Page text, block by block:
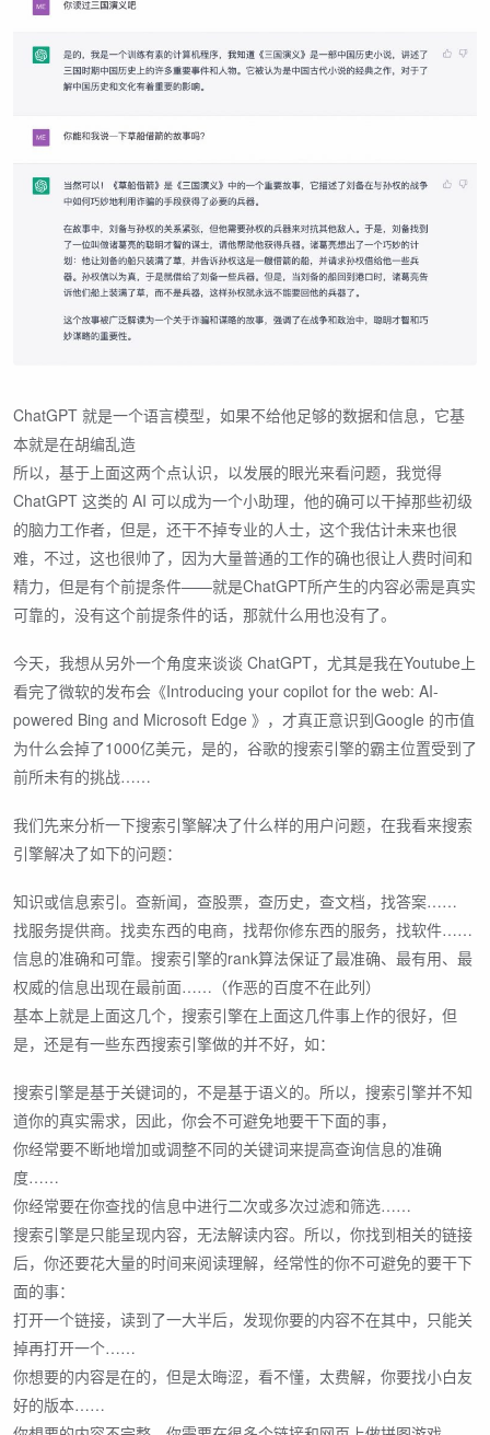
ChatGPT 就是一个语言模型，如果不给他足够的数据和信息，它基
本就是在胡编乱造
所以，基于上面这两个点认识，以发展的眼光来看问题，我觉得
ChatGPT 这类的 AI 可以成为一个小助理，他的确可以干掉那些初级
的脑力工作者，但是，还干不掉专业的人士，这个我估计未来也很
难，不过，这也很帅了，因为大量普通的工作的确也很让人费时间和
精力，但是有个前提条件——就是ChatGPT所产生的内容必需是真实
可靠的，没有这个前提条件的话，那就什么用也没有了。
今天，我想从另外一个角度来谈谈 ChatGPT，尤其是我在Youtube上
看完了微软的发布会《Introducing your copilot for the web: AI-
powered Bing and Microsoft Edge 》，才真正意识到Google 的市值
为什么会掉了1000亿美元，是的，谷歌的搜索引擎的霸主位置受到了
前所未有的挑战……
我们先来分析一下搜索引擎解决了什么样的用户问题，在我看来搜索
引擎解决了如下的问题：
知识或信息索引。查新闻，查股票，查历史，查文档，找答案……
找服务提供商。找卖东西的电商，找帮你修东西的服务，找软件……
信息的准确和可靠。搜索引擎的rank算法保证了最准确、最有用、最
权威的信息出现在最前面……（作恶的百度不在此列）
基本上就是上面这几个，搜索引擎在上面这几件事上作的很好，但
是，还是有一些东西搜索引擎做的并不好，如：
搜索引擎是基于关键词的，不是基于语义的。所以，搜索引擎并不知
道你的真实需求，因此，你会不可避免地要干下面的事，
你经常要不断地增加或调整不同的关键词来提高查询信息的准确
度……
你经常要在你查找的信息中进行二次或多次过滤和筛选……
搜索引擎是只能呈现内容，无法解读内容。所以，你找到相关的链接
后，你还要花大量的时间来阅读理解，经常性的你不可避免的要干下
面的事：
打开一个链接，读到了一大半后，发现你要的内容不在其中，只能关
掉再打开一个……
你想要的内容是在的，但是太晦涩，看不懂，太费解，你要找小白友
好的版本……